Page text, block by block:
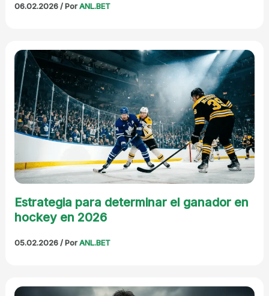
06.02.2026/ PorANL.BET
Estrategia para determinar el ganador en
hockey en 2026
05.02.2026/ PorANL.BET